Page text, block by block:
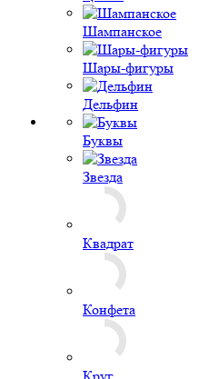
Конфета
Круг
Сердце
Бежевый
Белый
Бирюзовый